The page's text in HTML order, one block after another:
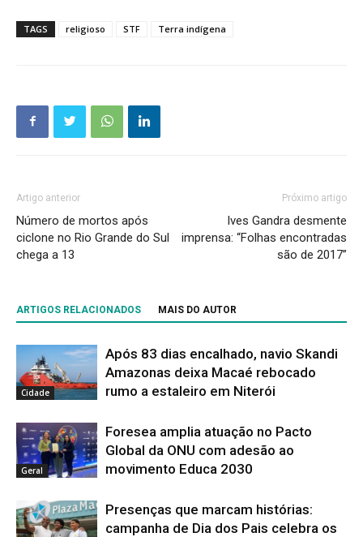
TAGS religioso STF Terra indígena
Artigo anterior
Número de mortos após
ciclone no Rio Grande do Sul
chega a 13
Próximo artigo
Ives Gandra desmente
imprensa: “Folhas encontradas
são de 2017”
ARTIGOS RELACIONADOS MAIS DO AUTOR
Cidade
Após 83 dias encalhado, navio Skandi
Amazonas deixa Macaé rebocado
rumo a estaleiro em Niterói
Geral
Foresea amplia atuação no Pacto
Global da ONU com adesão ao
movimento Educa 2030
Presenças que marcam histórias:
campanha de Dia dos Pais celebra os